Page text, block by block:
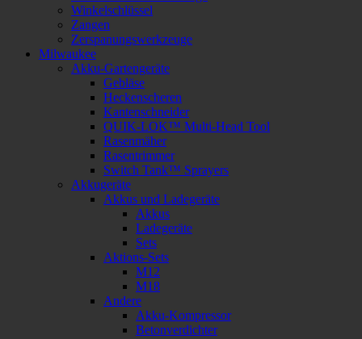
Winkelschlüssel
Zangen
Zerspanungswerkzeuge
Milwaukee
Akku-Gartengeräte
Gebläse
Heckenscheren
Kantenschneider
QUIK-LOK™ Multi-Head Tool
Rasenmäher
Rasentrimmer
Switch Tank™ Sprayers
Akkugeräte
Akkus und Ladegeräte
Akkus
Ladegeräte
Sets
Aktions-Sets
M12
M18
Andere
Akku-Kompressor
Betonverdichter